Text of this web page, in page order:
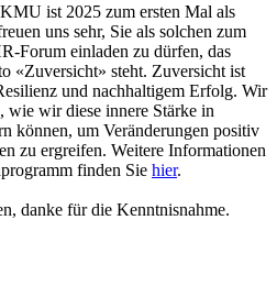
ist 2025 zum ersten Mal als
uns sehr, Sie als solchen zum
Forum einladen zu dürfen, das
«Zuversicht» steht. Zuversicht ist
und nachhaltigem Erfolg. Wir
wie wir diese innere Stärke in
können, um Veränderungen positiv
zu ergreifen. Weitere Informationen
finden Sie hier.
danke für die Kenntnisnahme.